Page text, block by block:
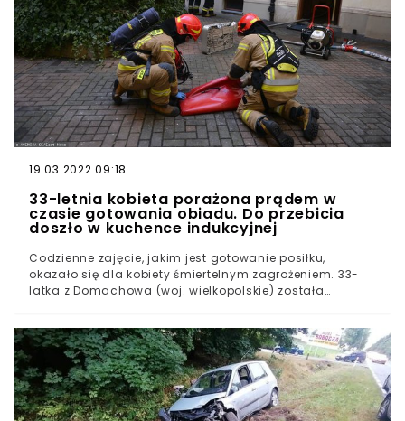
19.03.2022 09:18
33-letnia kobieta porażona prądem w
czasie gotowania obiadu. Do przebicia
doszło w kuchence indukcyjnej
Codzienne zajęcie, jakim jest gotowanie posiłku,
okazało się dla kobiety śmiertelnym zagrożeniem. 33-
latka z Domachowa (woj. wielkopolskie) została
zagroziło życiu 33-letniej mieszkanki Domachowa w
gminie Krobia. Kobieta chciała ugotować jedzenie,
jednak na miejsce konieczne było wezwanie służb.Opis
sytuacji jest wstrząsający. Nieprzytomną kobietę
znalazła rodzina. To właśnie najbliżsi zaalarmowali